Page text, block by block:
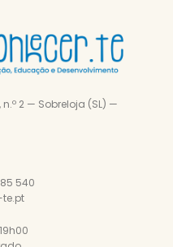
2 — Sobreloja (SL) —
540